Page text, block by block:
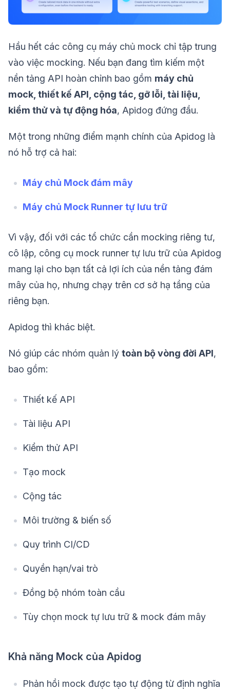
Hầu hết các công cụ máy chủ mock chỉ tập trung
vào việc mocking. Nếu bạn đang tìm kiếm một
nền tảng API hoàn chỉnh bao gồm máy chủ
mock, thiết kế API, cộng tác, gỡ lỗi, tài liệu,
kiểm thử và tự động hóa, Apidog đứng đầu.
Một trong những điểm mạnh chính của Apidog là
nó hỗ trợ cả hai:
Máy chủ Mock đám mây
Máy chủ Mock Runner tự lưu trữ
Vì vậy, đối với các tổ chức cần mocking riêng tư,
cô lập, công cụ mock runner tự lưu trữ của Apidog
mang lại cho bạn tất cả lợi ích của nền tảng đám
mây của họ, nhưng chạy trên cơ sở hạ tầng của
riêng bạn.
Apidog thì khác biệt.
Nó giúp các nhóm quản lý toàn bộ vòng đời API,
bao gồm:
Thiết kế API
Tài liệu API
Kiểm thử API
Tạo mock
Cộng tác
Môi trường & biến số
Quy trình CI/CD
Quyền hạn/vai trò
Đồng bộ nhóm toàn cầu
Tùy chọn mock tự lưu trữ & mock đám mây
Khả năng Mock của Apidog
Phản hồi mock được tạo tự động từ định nghĩa